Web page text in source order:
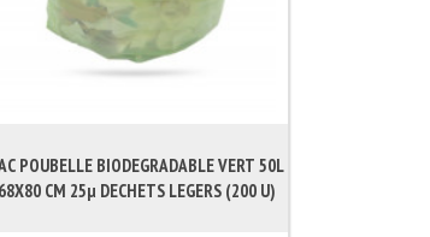
POUBELLE BIODEGRADABLE VERT 50L
68X80 CM 25µ DECHETS LEGERS (200 U)